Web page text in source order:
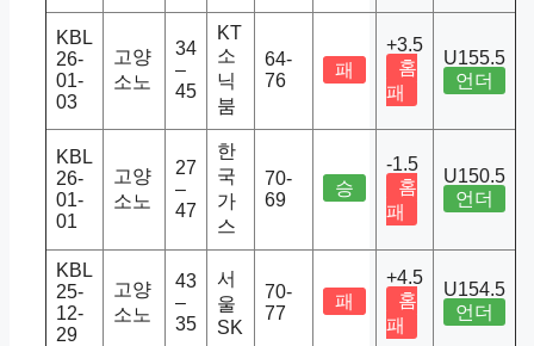
KBL
26-
01-
03
고양
소노
34
–
45
KT
소
닉
붐
64-
76
패
+3.5
홈
패
U155.5
언더
KBL
26-
01-
01
고양
소노
27
–
47
한
국
가
스
70-
69
승
-1.5
홈
패
U150.5
언더
KBL
25-
12-
29
고양
소노
43
–
35
서
울
SK
70-
77
패
+4.5
홈
패
U154.5
언더